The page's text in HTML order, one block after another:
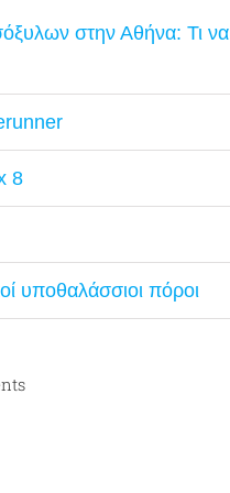
στην Αθήνα: Τι να
8
υποθαλάσσιοι πόροι